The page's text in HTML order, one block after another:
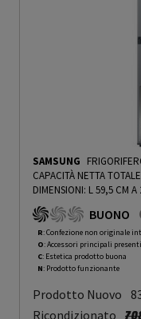
SAMSUNG
CAPACITÀ NETTA
DIMENSIONI: L 59,5 CM
PRMG GRADING ROCN -
BUONO
R: Confezione non originale
O: Accessori principali presenti
C: Estetica prodotto buona
N: Prodotto funzionante
Prodotto Nuovo
Ricondizionato